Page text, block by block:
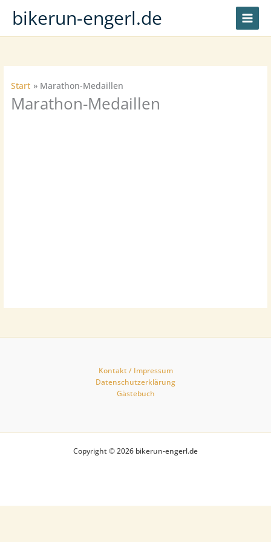
Inhalt
springen
bikerun-engerl.de
Start Marathon-Medaillen
Marathon-Medaillen
Kontakt / Impressum
Datenschutzerklärung
Gästebuch
Copyright © 2026 bikerun-engerl.de